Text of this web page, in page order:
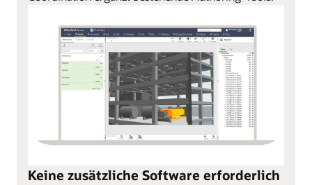
Keine zusätzliche Software erforderlich